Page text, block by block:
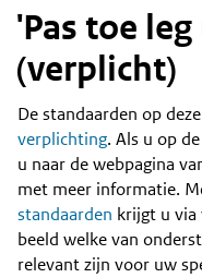
'Pas toe
(verplicht)
Content
De standaarden op
verplichting. Als u op
u naar de webpagina
met meer informatie.
standaarden krijgt u via
beeld welke van
relevant zijn voor uw